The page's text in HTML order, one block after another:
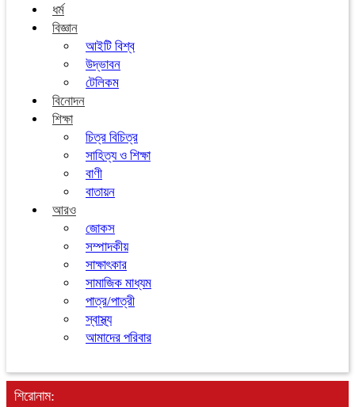
ধর্ম
বিজ্ঞান
আইটি বিশ্ব
উদ্ভাবন
টেলিকম
বিনোদন
শিক্ষা
চিত্র বিচিত্র
সাহিত্য ও শিক্ষা
বাণী
বাতায়ন
আরও
জোকস
সম্পাদকীয়
সাক্ষাৎকার
সামাজিক মাধ্যম
পাত্র/পাত্রী
স্বাস্থ্য
আমাদের পরিবার
শিরোনাম: